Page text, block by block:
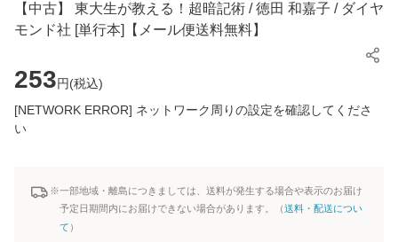
【中古】 東大生が教える！超暗記術 / 徳田 和嘉子 / ダイヤ
モンド社 [単行本]【メール便送料無料】
253円(税込)
[NETWORK ERROR] ネットワーク周りの設定を確認してくださ
い
※一部地域・離島につきましては、送料が発生する場合や表示のお届け
予定日期間内にお届けできない場合があります。（送料・配送につい
て ）